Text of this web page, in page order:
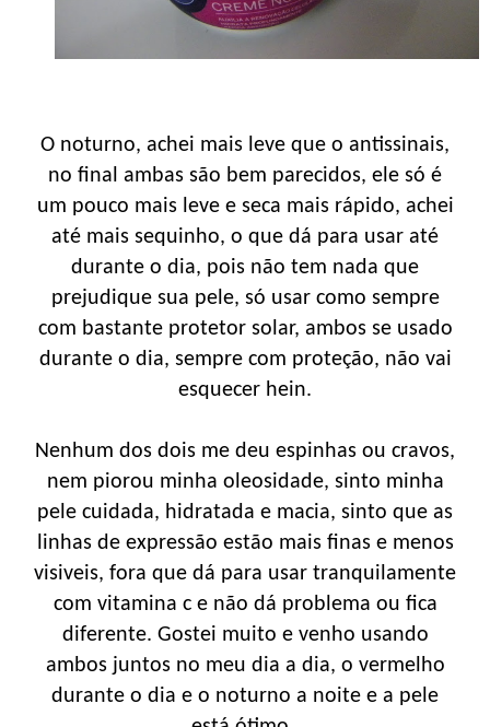
O noturno, achei mais leve que o antissinais,
no final ambas são bem parecidos, ele só é
um pouco mais leve e seca mais rápido, achei
até mais sequinho, o que dá para usar até
durante o dia, pois não tem nada que
prejudique sua pele, só usar como sempre
com bastante protetor solar, ambos se usado
durante o dia, sempre com proteção, não vai
esquecer hein.
Nenhum dos dois me deu espinhas ou cravos,
nem piorou minha oleosidade, sinto minha
pele cuidada, hidratada e macia, sinto que as
linhas de expressão estão mais finas e menos
visiveis, fora que dá para usar tranquilamente
com vitamina c e não dá problema ou fica
diferente. Gostei muito e venho usando
ambos juntos no meu dia a dia, o vermelho
durante o dia e o noturno a noite e a pele